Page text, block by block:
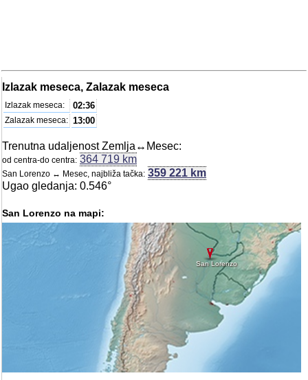
Izlazak meseca, Zalazak meseca
Izlazak meseca: 02:36
Zalazak meseca: 13:00
Trenutna udaljenost Zemlja↔Mesec:
od centra-do centra: 364 719 km
San Lorenzo ↔ Mesec, najbliža tačka: 359 221 km
Ugao gledanja: 0.546°
San Lorenzo na mapi:
San Lorenzo